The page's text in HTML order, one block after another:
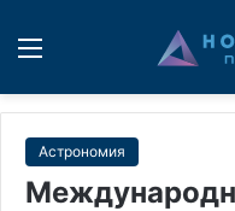
Астрономия